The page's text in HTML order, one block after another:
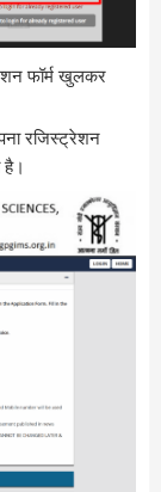
फॉर्म खुलकर
रजिस्ट्रेशन
है।